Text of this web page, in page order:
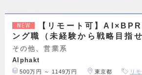
NEW
【リモート可】
ング職（未経験から戦略目指せ
その他、営業系
Alphakt
500万円 ～ 1149万円 東京都 リ